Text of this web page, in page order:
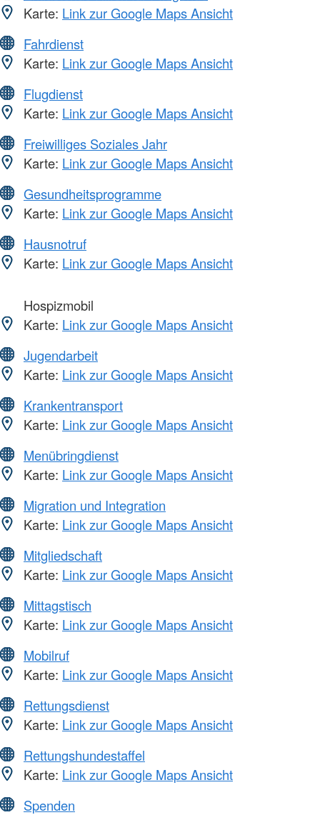
Karte: Link zur Google Maps Ansicht
Fahrdienst
Karte: Link zur Google Maps Ansicht
Flugdienst
Karte: Link zur Google Maps Ansicht
Freiwilliges Soziales Jahr
Karte: Link zur Google Maps Ansicht
Gesundheitsprogramme
Karte: Link zur Google Maps Ansicht
Hausnotruf
Karte: Link zur Google Maps Ansicht
Hospizmobil
Karte: Link zur Google Maps Ansicht
Jugendarbeit
Karte: Link zur Google Maps Ansicht
Krankentransport
Karte: Link zur Google Maps Ansicht
Menübringdienst
Karte: Link zur Google Maps Ansicht
Migration und Integration
Karte: Link zur Google Maps Ansicht
Mitgliedschaft
Karte: Link zur Google Maps Ansicht
Mittagstisch
Karte: Link zur Google Maps Ansicht
Mobilruf
Karte: Link zur Google Maps Ansicht
Rettungsdienst
Karte: Link zur Google Maps Ansicht
Rettungshundestaffel
Karte: Link zur Google Maps Ansicht
Spenden